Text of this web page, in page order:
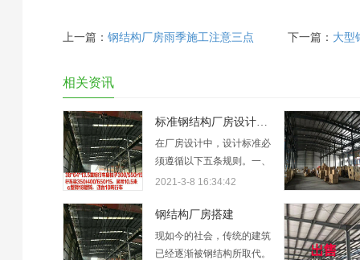
上一篇： 钢结构厂房雨季施工注意三点 下一篇： 大型
相关资讯
标准钢结构厂房设计规范
在厂房设计中，设计标准必
须遵循以下五条规则。一、
工业厂房设计必须贯彻执行
技术先进、经济合理、安全
适用、确保质量，符合节约
能源和环境保护的要求。
2021-3-8 16:34:42
钢结构厂房搭建
现如今的社会，传统的建筑
已经逐渐被钢结构所取代。